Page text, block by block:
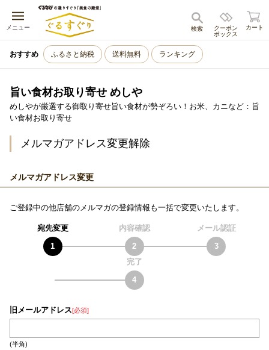
メニュー
キャンセル
クーポン
ボックス
検索 カート
おすすめ ふるさと納税 送料無料 ランキング
旨い食材お取り寄せ めしや
めしやが厳選する御取り寄せ旨い食材が勢ぞろい！お米、カニなど：旨
い食材お取り寄せ
メルマガアドレス変更解除
メルマガアドレス変更
ご登録中の他店舗のメルマガの登録情報も一括で変更いたします。
宛先変更 内容確認 メール認証
完了
旧メールアドレス[必須]
(半角)